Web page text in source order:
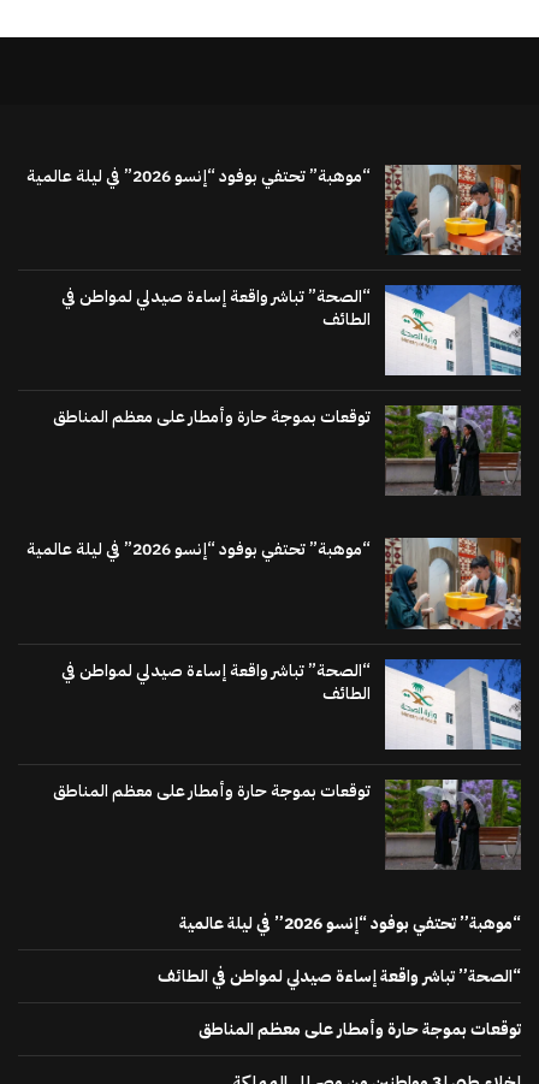
“موهبة” تحتفي بوفود “إنسو 2026” في ليلة عالمية
“الصحة” تباشر واقعة إساءة صيدلي لمواطن في
الطائف
توقعات بموجة حارة وأمطار على معظم المناطق
“موهبة” تحتفي بوفود “إنسو 2026” في ليلة عالمية
“الصحة” تباشر واقعة إساءة صيدلي لمواطن في
الطائف
توقعات بموجة حارة وأمطار على معظم المناطق
“موهبة” تحتفي بوفود “إنسو 2026” في ليلة عالمية
“الصحة” تباشر واقعة إساءة صيدلي لمواطن في الطائف
توقعات بموجة حارة وأمطار على معظم المناطق